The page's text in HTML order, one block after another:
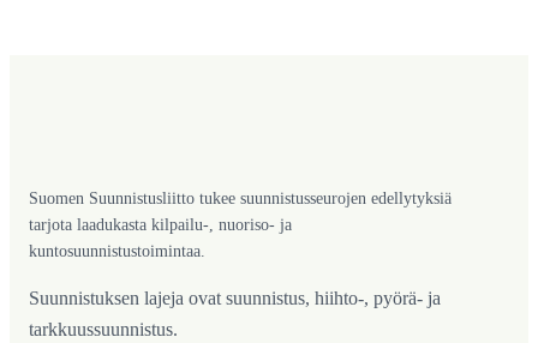
Suomen Suunnistusliitto tukee suunnistusseurojen edellytyksiä
tarjota laadukasta kilpailu-, nuoriso- ja
kuntosuunnistustoimintaa.
Suunnistuksen lajeja ovat suunnistus, hiihto-, pyörä- ja
tarkkuussuunnistus.